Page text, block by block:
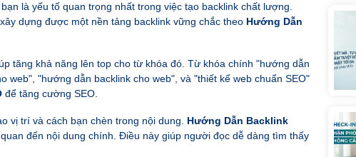
là yếu tố quan trọng nhất trong việc tạo backlink chất lượng.
dựng được một nền tảng backlink vững chắc theo Hướng Dẫn
tăng khả năng lên top cho từ khóa đó. Từ khóa chính "hướng dẫn
web", "hướng dẫn backlink cho web", và "thiết kế web chuẩn SEO"
để tăng cường SEO.
vị trí và cách bạn chèn trong nội dung. Hướng Dẫn Backlink
đến nội dung chính. Điều này giúp người đọc dễ dàng tìm thấy